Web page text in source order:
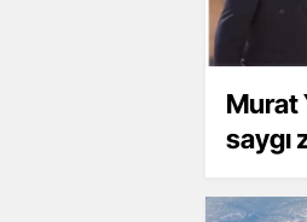
Murat
saygı